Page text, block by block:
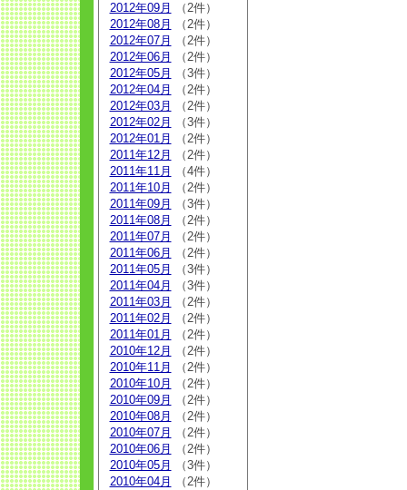
2012年09月
（2件）
2012年08月
（2件）
2012年07月
（2件）
2012年06月
（2件）
2012年05月
（3件）
2012年04月
（2件）
2012年03月
（2件）
2012年02月
（3件）
2012年01月
（2件）
2011年12月
（2件）
2011年11月
（4件）
2011年10月
（2件）
2011年09月
（3件）
2011年08月
（2件）
2011年07月
（2件）
2011年06月
（2件）
2011年05月
（3件）
2011年04月
（3件）
2011年03月
（2件）
2011年02月
（2件）
2011年01月
（2件）
2010年12月
（2件）
2010年11月
（2件）
2010年10月
（2件）
2010年09月
（2件）
2010年08月
（2件）
2010年07月
（2件）
2010年06月
（2件）
2010年05月
（3件）
2010年04月
（2件）